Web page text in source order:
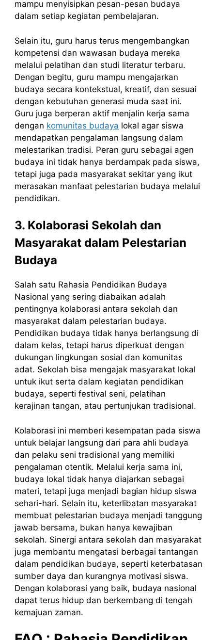
mampu menyisipkan pesan-pesan budaya
dalam setiap kegiatan pembelajaran.
Selain itu, guru harus terus mengembangkan
kompetensi dan wawasan budaya mereka
melalui pelatihan dan studi literatur terbaru.
Dengan begitu, guru mampu mengajarkan
budaya secara kontekstual, kreatif, dan sesuai
dengan kebutuhan generasi muda saat ini.
Guru juga berperan aktif menjalin kerja sama
dengan komunitas budaya lokal agar siswa
mendapatkan pengalaman langsung dalam
melestarikan tradisi. Peran guru sebagai agen
budaya ini tidak hanya berdampak pada siswa,
tetapi juga pada masyarakat sekitar yang ikut
merasakan manfaat pelestarian budaya melalui
pendidikan.
3. Kolaborasi Sekolah dan
Masyarakat dalam Pelestarian
Budaya
Salah satu Rahasia Pendidikan Budaya
Nasional yang sering diabaikan adalah
pentingnya kolaborasi antara sekolah dan
masyarakat dalam pelestarian budaya.
Pendidikan budaya tidak hanya berlangsung di
dalam kelas, tetapi harus diperkuat dengan
dukungan lingkungan sosial dan komunitas
adat. Sekolah bisa mengajak masyarakat lokal
untuk ikut serta dalam kegiatan pendidikan
budaya, seperti festival seni, pelatihan
kerajinan tangan, atau pertunjukan tradisional.
Kolaborasi ini memberi kesempatan pada siswa
untuk belajar langsung dari para ahli budaya
dan pelaku seni tradisional yang memiliki
pengalaman otentik. Melalui kerja sama ini,
budaya lokal tidak hanya diajarkan sebagai
materi, tetapi juga menjadi bagian hidup siswa
sehari-hari. Selain itu, keterlibatan masyarakat
membuat pelestarian budaya menjadi tanggung
jawab bersama, bukan hanya kewajiban
sekolah. Sinergi antara sekolah dan masyarakat
juga membantu mengatasi berbagai tantangan
dalam pendidikan budaya, seperti keterbatasan
sumber daya dan kurangnya motivasi siswa.
Dengan kolaborasi yang baik, budaya nasional
dapat terus hidup dan berkembang di tengah
kemajuan zaman.